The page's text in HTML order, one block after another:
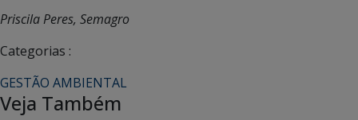
Priscila Peres, Semagro
Categorias :
GESTÃO AMBIENTAL
Veja Também